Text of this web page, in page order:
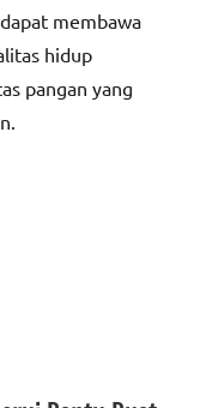
membawa
hidup
pangan yang